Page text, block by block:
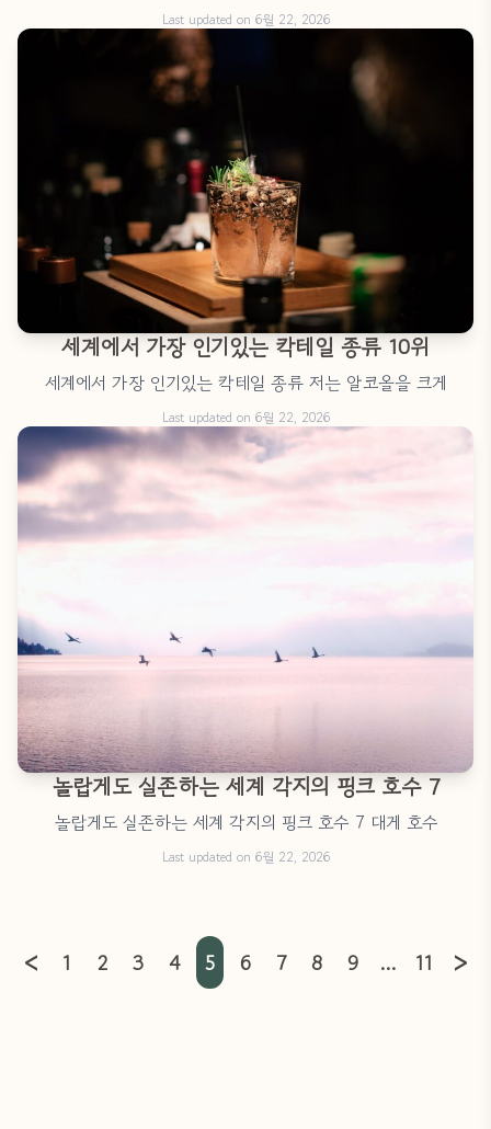
Last updated on 6월 22, 2026
세계에서 가장 인기있는 칵테일 종류 10위
세계에서 가장 인기있는 칵테일 종류 저는 알코올을 크게
Last updated on 6월 22, 2026
놀랍게도 실존하는 세계 각지의 핑크 호수 7
놀랍게도 실존하는 세계 각지의 핑크 호수 7 대게 호수
Last updated on 6월 22, 2026
< 1 2 3 4 5 6 7 8 9 … 11 >